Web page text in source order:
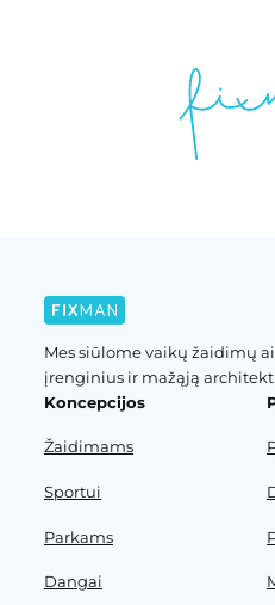
Mes siūlome vaikų žaidimų
įrenginius ir mažąją
Koncepcijos
Žaidimams
Sportui
Parkams
Dangai